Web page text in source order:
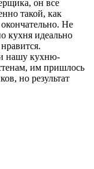
он все
такой, как
Не
кухня идеально
нашу кухню-
им пришлось
но результат